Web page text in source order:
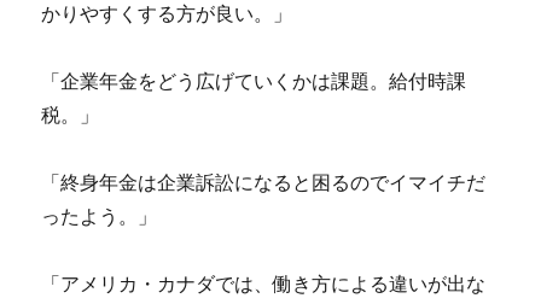
かりやすくする方が良い。」
「企業年金をどう広げていくかは課題。給付時課
税。」
「終身年金は企業訴訟になると困るのでイマイチだ
ったよう。」
「アメリカ・カナダでは、働き方による違いが出な